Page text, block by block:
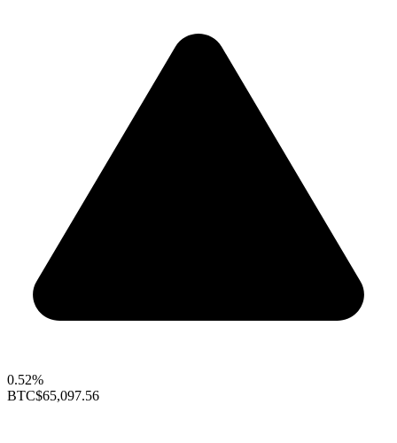
0.52%
BTC$65,097.56